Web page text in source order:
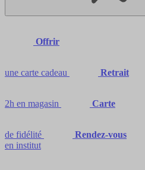
Offrir
une carte cadeau Retrait
2h en magasin Carte
de fidélité
Rendez-vous
en institut